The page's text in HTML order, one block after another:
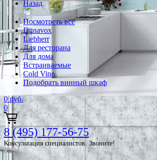
Назад
Посмотреть все
Dunavox
Liebherr
Для ресторана
Для дома
Встраиваемые
Cold Vine
Подобрать винный шкаф
0 руб.
0
8 (495) 177-56-75
Консультация специалистов. Звоните!